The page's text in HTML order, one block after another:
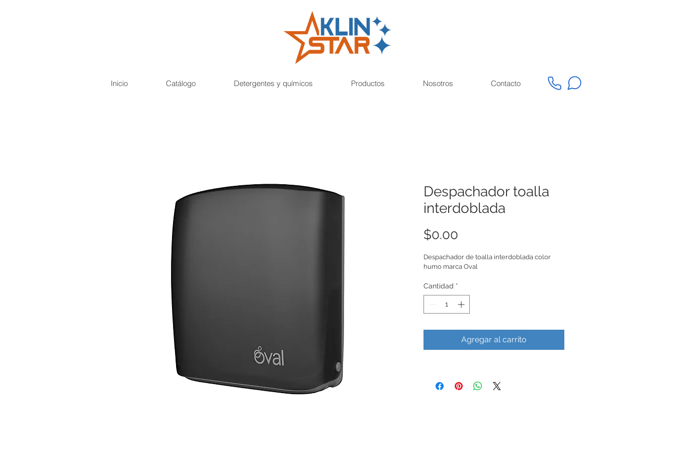
Inicio Catálogo Detergentes y químicos Productos Nosotros Contacto
Despachador toalla
interdoblada
$0.00
Despachador de toalla interdoblada color
humo marca Oval
Cantidad *
Agregar al carrito